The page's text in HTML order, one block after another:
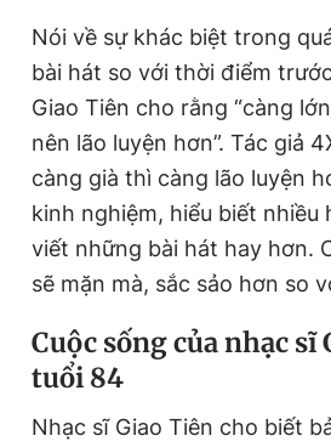
Nói về sự khác biệt trong
bài hát so với thời điểm
Giao Tiên cho rằng “càng
nên lão luyện hơn”. Tác giả
càng già thì càng lão luyện
kinh nghiệm, hiểu biết nhiều
viết những bài hát hay hơn.
sẽ mặn mà, sắc sảo hơn so
Cuộc sống của nhạc sĩ
tuổi 84
Nhạc sĩ Giao Tiên cho biết